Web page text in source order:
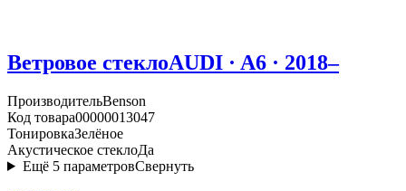
Ветровое стеклоAUDI · A6 · 2018–
ПроизводительBenson
Код товара00000013047
ТонировкаЗелёное
Акустическое стеклоДа
Ещё 5 параметровСвернуть